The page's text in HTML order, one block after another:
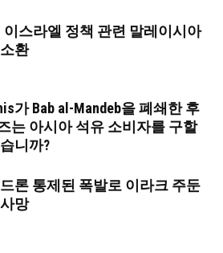
이스라엘 정책 관련 말레이시아
환
가 Bab al-Mandeb을 폐쇄한 후
는 아시아 석유 소비자를 구할
니까?
론 통제된 폭발로 이라크 주둔
망